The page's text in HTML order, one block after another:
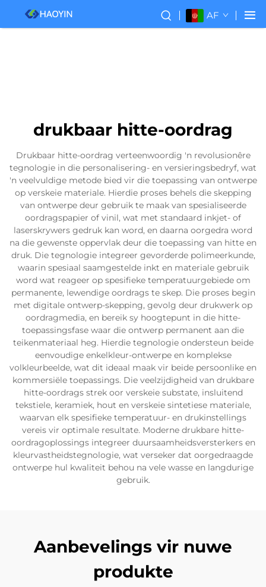
AF
drukbaar hitte-oordrag
Drukbaar hitte-oordrag verteenwoordig 'n revolusionêre
tegnologie in die personalisering- en versieringsbedryf, wat
'n veelvuldige metode bied vir die toepassing van ontwerpe
op verskeie materiale. Hierdie proses behels die skepping
van ontwerpe deur gebruik te maak van spesialiseerde
oordragspapier of vinil, wat met standaard inkjet- of
laserskrywers gedruk kan word, en daarna oorgedra word
na die gewenste oppervlak deur die toepassing van hitte en
druk. Die tegnologie integreer gevorderde polimeerkunde,
waarin spesiaal saamgestelde inkt en materiale gebruik
word wat reageer op spesifieke temperatuurgebiede om
permanente, lewendige oordrags te skep. Die proses begin
met digitale ontwerp-skepping, gevolg deur drukwerk op
oordragmedia, en bereik sy hoogtepunt in die hitte-
toepassingsfase waar die ontwerp permanent aan die
teikenmateriaal heg. Hierdie tegnologie ondersteun beide
eenvoudige enkelkleur-ontwerpe en komplekse
volkleurbeelde, wat dit ideaal maak vir beide persoonlike en
kommersiële toepassings. Die veelzijdigheid van drukbare
hitte-oordrags strek oor verskeie substate, insluitend
tekstiele, keramiek, hout en verskeie sintetiese materiale,
waarvan elk spesifieke temperatuur- en drukinstellings
vereis vir optimale resultate. Moderne drukbare hitte-
oordragoplossings integreer duursaamheidsversterkers en
kleurvastheidstegnologie, wat verseker dat oorgedraagde
ontwerpe hul kwaliteit behou na vele wasse en langdurige
gebruik.
Aanbevelings vir nuwe
produkte